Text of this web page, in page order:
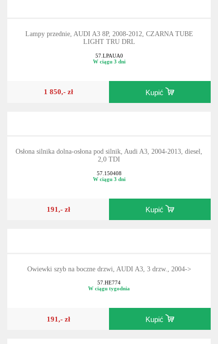
Lampy przednie, AUDI A3 8P, 2008-2012, CZARNA TUBE
LIGHT TRU DRL
57.LPAUA0
W ciągu 3 dni
1 850,- zł Kupić
Osłona silnika dolna-osłona pod silnik, Audi A3, 2004-2013, diesel,
2,0 TDI
57.150408
W ciągu 3 dni
191,- zł Kupić
Owiewki szyb na boczne drzwi, AUDI A3, 3 drzw., 2004->
57.HE774
W ciągu tygodnia
191,- zł Kupić